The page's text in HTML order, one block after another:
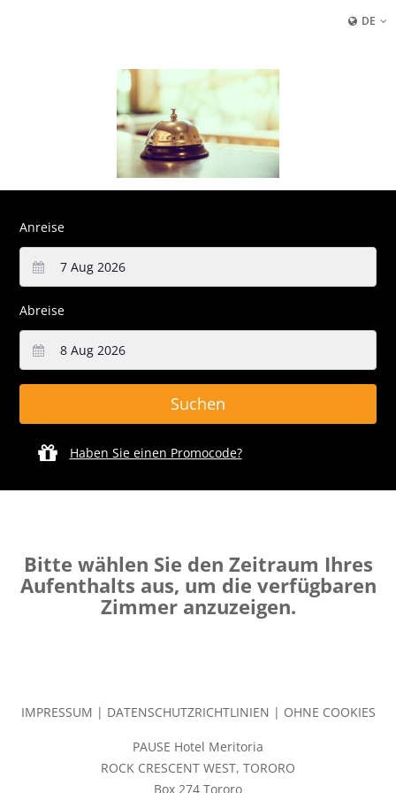
DE
Anreise
Abreise
Haben Sie einen Promocode?
Bitte wählen Sie den Zeitraum Ihres
Aufenthalts aus, um die verfügbaren
Zimmer anzuzeigen.
IMPRESSUM | DATENSCHUTZRICHTLINIEN | OHNE COOKIES
PAUSE Hotel Meritoria
ROCK CRESCENT WEST, TORORO
Box 274 Tororo